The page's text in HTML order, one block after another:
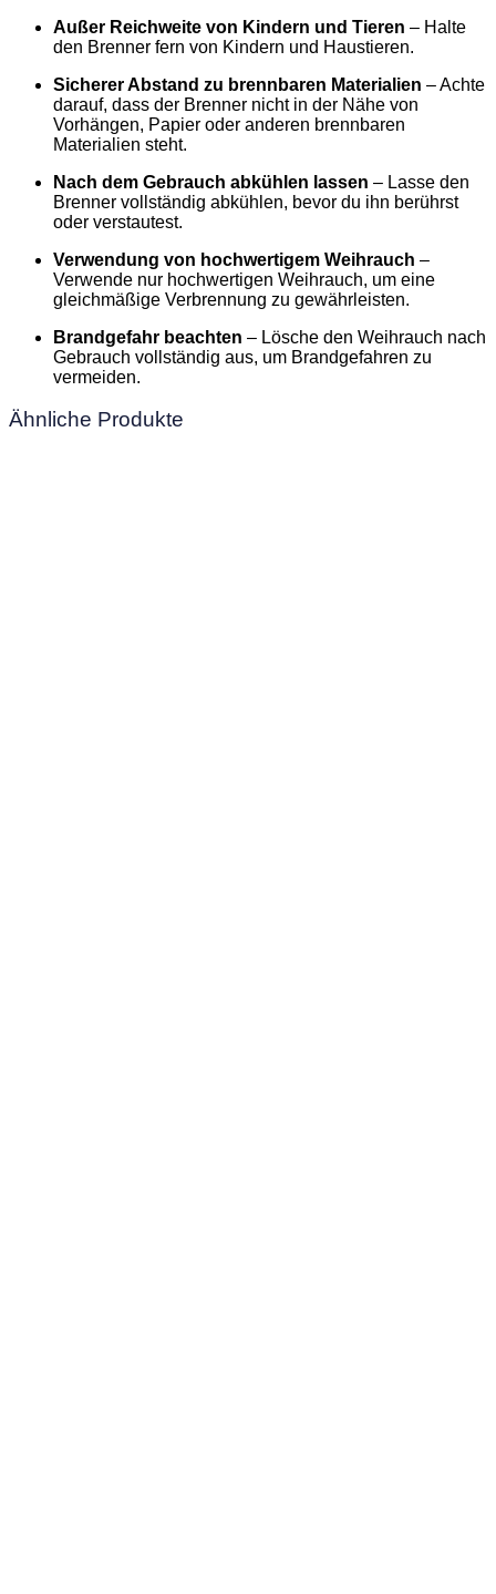
Außer Reichweite von Kindern und Tieren – Halte
den Brenner fern von Kindern und Haustieren.
Sicherer Abstand zu brennbaren Materialien – Achte
darauf, dass der Brenner nicht in der Nähe von
Vorhängen, Papier oder anderen brennbaren
Materialien steht.
Nach dem Gebrauch abkühlen lassen – Lasse den
Brenner vollständig abkühlen, bevor du ihn berührst
oder verstautest.
Verwendung von hochwertigem Weihrauch –
Verwende nur hochwertigen Weihrauch, um eine
gleichmäßige Verbrennung zu gewährleisten.
Brandgefahr beachten – Lösche den Weihrauch nach
Gebrauch vollständig aus, um Brandgefahren zu
vermeiden.
Ähnliche Produkte